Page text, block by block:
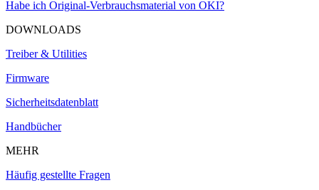
Habe ich Original-Verbrauchsmaterial von OKI?
DOWNLOADS
Treiber & Utilities
Firmware
Sicherheitsdatenblatt
Handbücher
MEHR
Häufig gestellte Fragen